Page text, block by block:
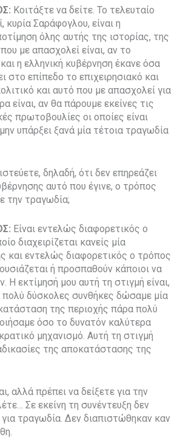
Κοιτάξτε να δείτε. Το τελευταίο
κυρία Σαράφογλου, είναι η
όλης αυτής της ιστορίας, της
με απασχολεί είναι, αν το
η ελληνική κυβέρνηση έκανε όσα
στο επίπεδο το επιχειρησιακό και
και αυτό που με απασχολεί για
είναι, αν θα πάρουμε εκείνες τις
πρωτοβουλίες οι οποίες είναι
υπάρξει ξανά μία τέτοια τραγωδία
δηλαδή, ότι δεν επηρεάζει
αυτό που έγινε, ο τρόπος
την τραγωδία;
Είναι εντελώς διαφορετικός ο
διαχειρίζεται κανείς μία
και εντελώς διαφορετικός ο τρόπος
ή προσπαθούν κάποιοι να
Η εκτίμησή μου αυτή τη στιγμή είναι,
δύσκολες συνθήκες δώσαμε μία
της περιοχής πάρα πολύ
όσο το δυνατόν καλύτερα
μηχανισμό. Αυτή τη στιγμή
της αποκατάστασης της
αλλά πρέπει να δείξετε για την
Σε εκείνη τη συνέντευξη δεν
τραγωδία. Δεν διαπιστώθηκαν καν